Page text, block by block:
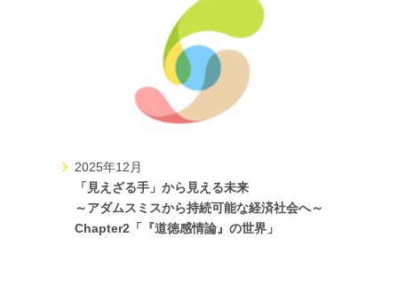
2025年12月
「見えざる手」から見える未来
～アダムスミスから持続可能な経済社会へ～
Chapter2「『道徳感情論』の世界」